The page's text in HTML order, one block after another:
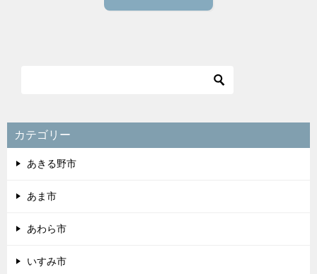
カテゴリー
あきる野市
あま市
あわら市
いすみ市